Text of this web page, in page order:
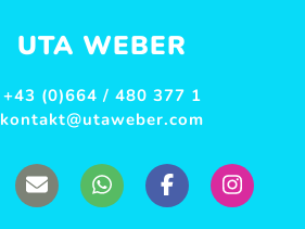
UTA WEBER
+43 (0)664 / 480 377 1
kontakt@utaweber.com